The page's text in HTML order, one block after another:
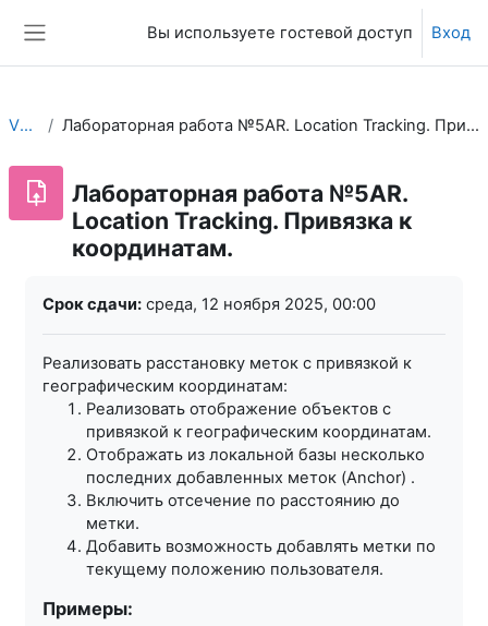
Вы используете гостевой доступ Вход
VRAR Лабораторная работа №5AR. Location Tracking. Привязка к координатам.
Лабораторная работа №5AR.
Location Tracking. Привязка к
координатам.
Срок сдачи: среда, 12 ноября 2025, 00:00
Реализовать расстановку меток с привязкой к
географическим координатам:
Реализовать отображение объектов с
привязкой к географическим координатам.
Отображать из локальной базы несколько
последних добавленных меток (Anchor) .
Включить отсечение по расстоянию до
метки.
Добавить возможность добавлять метки по
текущему положению пользователя.
Примеры: